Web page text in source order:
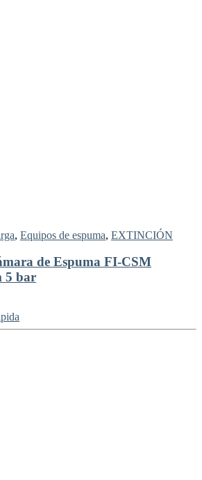
, Equipos de espuma, EXTINCIÓN
de Espuma FI-CSM
5 bar